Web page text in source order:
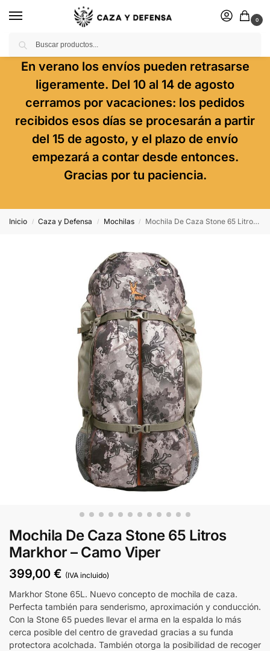
0
En verano los envíos pueden retrasarse
ligeramente. Del 10 al 14 de agosto
cerramos por vacaciones: los pedidos
recibidos esos días se procesarán a partir
del 15 de agosto, y el plazo de envío
empezará a contar desde entonces.
Gracias por tu paciencia.
Inicio / Caza y Defensa / Mochilas / Mochila De Caza Stone 65 Litros Markhor – Camo Viper
Mochila De Caza Stone 65 Litros
Markhor – Camo Viper
399,00 € (IVA incluido)
Markhor Stone 65L. Nuevo concepto de mochila de caza.
Perfecta también para senderismo, aproximación y conducción.
Con la Stone 65 puedes llevar el arma en la espalda lo más
cerca posible del centro de gravedad gracias a su funda
protectora acolchada. También otorga la posibilidad de recoger